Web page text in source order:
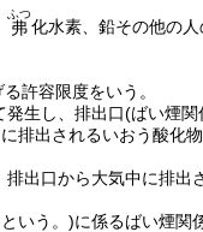
弗
ふつ
化水素、鉛その他の
許容限度をいう。
発生し、排出口(ばい煙関
排出されるいおう酸化
出口から大気中に排出
いう。)に係るばい煙関